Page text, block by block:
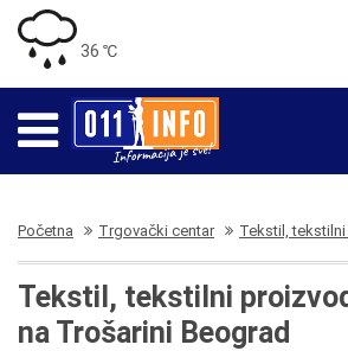
36 ℃
Početna Trgovački centar Tekstil,
Tekstil, tekstilni
na Trošarini Beograd